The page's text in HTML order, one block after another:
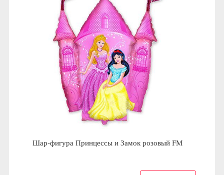
Шар-фигура Принцессы и Замок розовый FM